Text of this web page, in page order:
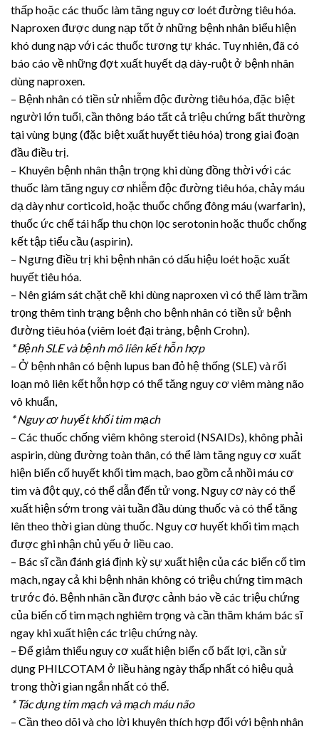
thấp hoặc các thuốc làm tăng nguy cơ loét đường tiêu hóa.
Naproxen được dung nạp tốt ở những bệnh nhân biểu hiện
khó dung nạp với các thuốc tương tự khác. Tuy nhiên, đã có
báo cáo về những đợt xuất huyết dạ dày-ruột ở bệnh nhân
dùng naproxen.
– Bệnh nhân có tiền sử nhiễm độc đường tiêu hóa, đặc biệt
người lớn tuổi, cần thông báo tất cả triệu chứng bất thường
tại vùng bụng (đặc biệt xuất huyết tiêu hóa) trong giai đoạn
đầu điều trị.
– Khuyên bệnh nhân thận trọng khi dùng đồng thời với các
thuốc làm tăng nguy cơ nhiễm độc đường tiêu hóa, chảy máu
dạ dày như corticoid, hoặc thuốc chống đông máu (warfarin),
thuốc ức chế tái hấp thu chọn lọc serotonin hoặc thuốc chống
kết tập tiểu cầu (aspirin).
– Ngưng điều trị khi bệnh nhân có dấu hiệu loét hoặc xuất
huyết tiêu hóa.
– Nên giám sát chặt chẽ khi dùng naproxen vì có thể làm trầm
trọng thêm tình trạng bệnh cho bệnh nhân có tiền sử bệnh
đường tiêu hóa (viêm loét đại tràng, bệnh Crohn).
* Bệnh SLE và bệnh mô liên kết hỗn hợp
– Ở bệnh nhân có bệnh lupus ban đỏ hệ thống (SLE) và rối
loạn mô liên kết hỗn hợp có thể tăng nguy cơ viêm màng não
vô khuẩn,
* Nguy cơ huyết khối tim mạch
– Các thuốc chống viêm không steroid (NSAIDs), không phải
aspirin, dùng đường toàn thân, có thể làm tăng nguy cơ xuất
hiện biến cố huyết khối tim mạch, bao gồm cả nhồi máu cơ
tim và đột quỵ, có thể dẫn đến tử vong. Nguy cơ này có thể
xuất hiện sớm trong vài tuần đầu dùng thuốc và có thể tăng
lên theo thời gian dùng thuốc. Nguy cơ huyết khối tim mạch
được ghi nhận chủ yếu ở liều cao.
– Bác sĩ cần đánh giá định kỳ sự xuất hiện của các biến cố tim
mạch, ngay cả khi bệnh nhân không có triệu chứng tim mạch
trước đó. Bệnh nhân cần được cảnh báo về các triệu chứng
của biến cố tim mạch nghiêm trọng và cần thăm khám bác sĩ
ngay khi xuất hiện các triệu chứng này.
– Để giảm thiểu nguy cơ xuất hiện biển cố bất lợi, cần sử
dụng PHILCOTAM ở liều hàng ngày thấp nhất có hiệu quả
trong thời gian ngắn nhất có thể.
* Tác dụng tim mạch và mạch máu não
– Cần theo dõi và cho lời khuyên thích hợp đối với bệnh nhân